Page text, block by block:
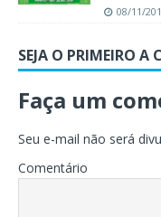
08/11/
SEJA O PRIMEIRO A
Faça um
Seu e-mail não será
Comentário